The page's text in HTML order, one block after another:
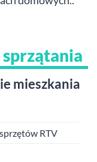
mieszkania
RTV